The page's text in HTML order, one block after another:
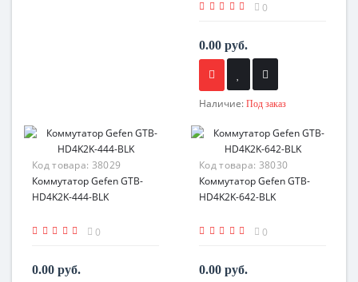
0
0.00 руб.
Наличие: Под заказ
Код товара: 38029
Коммутатор Gefen GTB-
HD4K2K-444-BLK
0
0.00 руб.
Код товара: 38030
Коммутатор Gefen GTB-
HD4K2K-642-BLK
0
0.00 руб.